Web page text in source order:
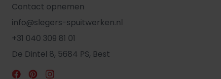
Contact opnemen
info@slegers-spuitwerken.nl
+31 040 309 81 01
De Dintel 8, 5684 PS, Best